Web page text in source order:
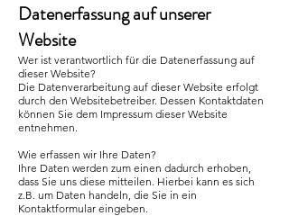
Datenerfassung auf unserer
Website
Wer ist verantwortlich für die Datenerfassung auf
dieser Website?
Die Datenverarbeitung auf dieser Website erfolgt
durch den Websitebetreiber. Dessen Kontaktdaten
können Sie dem Impressum dieser Website
entnehmen.
Wie erfassen wir Ihre Daten?
Ihre Daten werden zum einen dadurch erhoben,
dass Sie uns diese mitteilen. Hierbei kann es sich
z.B. um Daten handeln, die Sie in ein
Kontaktformular eingeben.